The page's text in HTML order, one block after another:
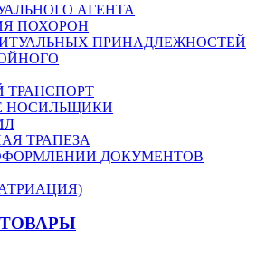
АГЕНТА
ПОХОРОН
ПРИНАДЛЕЖНОСТЕЙ
ТРАНСПОРТ
НОСИЛЬЩИКИ
ТРАПЕЗА
ДОКУМЕНТОВ